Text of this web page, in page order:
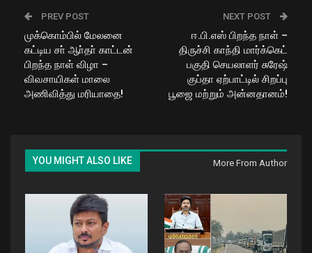
PREV POST
முக்கொம்பில் மேலனை
கட்டிய சா் ஆா்தா் காட்டன்
பிறந்த நாள் விழா –
விவசாயிகள் மாலை
அணிவித்து மரியாதை!
NEXT POST
ஈ.பி.எஸ் பிறந்த நாள் –
திருச்சி காந்தி மார்க்கெட்
பகுதி செயலாளர் சுரேஷ்
குப்தா ஏற்பாட்டில் சிறப்பு
பூஜை மற்றும் அன்னதானம்!
YOU MIGHT ALSO LIKE More From Author